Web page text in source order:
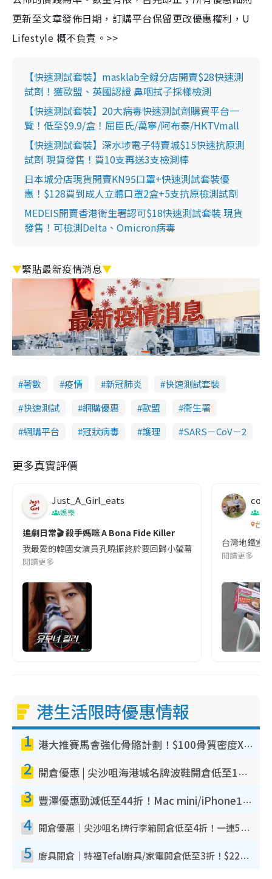
更新至文章發佈日期，訂購平台保留更改優惠權利，U
Lifestyle 概不負責。>>
【快速測試套裝】masklab全線分店開賣$28快速測
試劑！獲歐盟、英國認證 鼻咽拭子採樣檢測
【快速測試套裝】20大病毒快速測試劑購買平台一
覽！低至$9.9/盒！屈臣氏/萬寧/阿布泰/HKTVmall
【快速測試套裝】深水埗電子特賣城$15快速抗原測
試劑 現貨發售！買10支再送3支檢測棒
日本城分店現貨開賣KN95口罩+快速測試套裝優
惠！$128買到成人立體口罩2盒+5支抗原檢測試劑
MEDEIS開賣香港衛生署認可$18快速測試套裝 現貨
發售！可檢測Delta、Omicron病毒
▼緊貼最新疫情消息▼
著數 疫情 新冠肺炎
快速測試套裝
快速測試
網購優惠 歐盟
衞生署
網購平台
冠狀病毒 護理 SARS－CoV－2
更多真實評價
Just_A_Girl_eats
娛樂
追劇日常🎬 殺手媽咪 A Bona Fide Killer
我最愛的韓國女演員孔曉振終於要回歸小螢幕啦!這次的劇本改編
閱讀更多
co
吹
台灣
台灣地鐵宣
閱讀更多
港生活限時優惠情報
1 港大推賽馬會強化骨骼計劃！$100骨質密度X光檢查 完成免費運動訓練送超市禮券！附參加資格
2 開倉優惠 | 尖沙咀海港城名牌波鞋開倉低至1折！On鞋$899起／Joy&Peace鞋履$98起
3 豐澤優惠勁減低至44折！Mac mini/iPhone17Pro大減價！廚房家電$220起
4 開倉優惠｜尖沙咀名牌行李箱開倉低至4折！一連5日 American Tourister/ace./Hallmark $200起！
5 廚具開倉｜特福Tefal廚具/家電開倉低至3折！$220起買平底鍋/炒鑊/湯煲！電飯煲/吸塵機/燙斗$418起